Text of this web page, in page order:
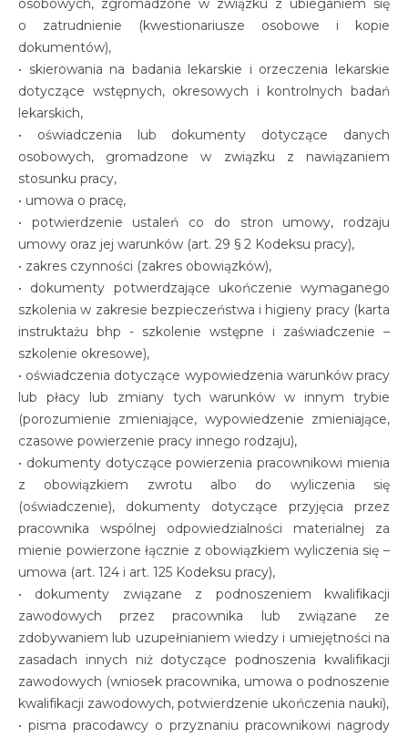
osobowych, zgromadzone w związku z ubieganiem się
o zatrudnienie (kwestionariusze osobowe i kopie
dokumentów),
• skierowania na badania lekarskie i orzeczenia lekarskie
dotyczące wstępnych, okresowych i kontrolnych badań
lekarskich,
• oświadczenia lub dokumenty dotyczące danych
osobowych, gromadzone w związku z nawiązaniem
stosunku pracy,
• umowa o pracę,
• potwierdzenie ustaleń co do stron umowy, rodzaju
umowy oraz jej warunków (art. 29 § 2 Kodeksu pracy),
• zakres czynności (zakres obowiązków),
• dokumenty potwierdzające ukończenie wymaganego
szkolenia w zakresie bezpieczeństwa i higieny pracy (karta
instruktażu bhp - szkolenie wstępne i zaświadczenie –
szkolenie okresowe),
• oświadczenia dotyczące wypowiedzenia warunków pracy
lub płacy lub zmiany tych warunków w innym trybie
(porozumienie zmieniające, wypowiedzenie zmieniające,
czasowe powierzenie pracy innego rodzaju),
• dokumenty dotyczące powierzenia pracownikowi mienia
z obowiązkiem zwrotu albo do wyliczenia się
(oświadczenie), dokumenty dotyczące przyjęcia przez
pracownika wspólnej odpowiedzialności materialnej za
mienie powierzone łącznie z obowiązkiem wyliczenia się –
umowa (art. 124 i art. 125 Kodeksu pracy),
• dokumenty związane z podnoszeniem kwalifikacji
zawodowych przez pracownika lub związane ze
zdobywaniem lub uzupełnianiem wiedzy i umiejętności na
zasadach innych niż dotyczące podnoszenia kwalifikacji
zawodowych (wniosek pracownika, umowa o podnoszenie
kwalifikacji zawodowych, potwierdzenie ukończenia nauki),
• pisma pracodawcy o przyznaniu pracownikowi nagrody